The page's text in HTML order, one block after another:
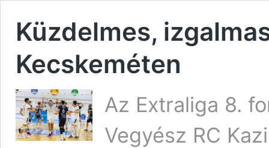
Küzdelmes,
Kecskeméten
Az Extraliga 8.
Vegyész RC